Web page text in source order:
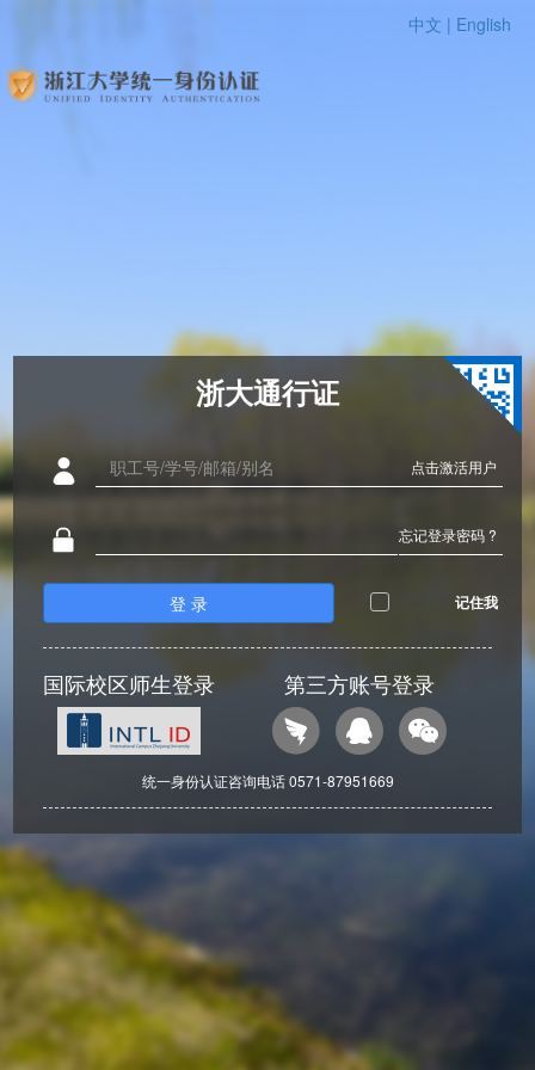
中文 | English
浙大通行证
点击激活用户
忘记登录密码 ?
登 录 记住我
国际校区师生登录 第三方账号登录
统一身份认证咨询电话 0571-87951669